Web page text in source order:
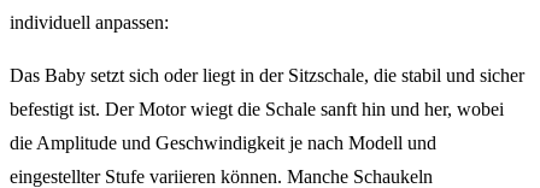
individuell anpassen:
Das Baby setzt sich oder liegt in der Sitzschale, die stabil und sicher
befestigt ist. Der Motor wiegt die Schale sanft hin und her, wobei
die Amplitude und Geschwindigkeit je nach Modell und
eingestellter Stufe variieren können. Manche Schaukeln